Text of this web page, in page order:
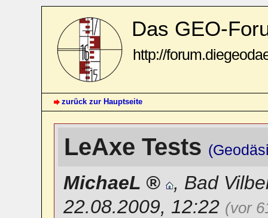
Das GEO-
http://
zurück zur Hauptseite
LeAxe Tests
MichaeL , Bad
22.08.2009, 12:22 (vor